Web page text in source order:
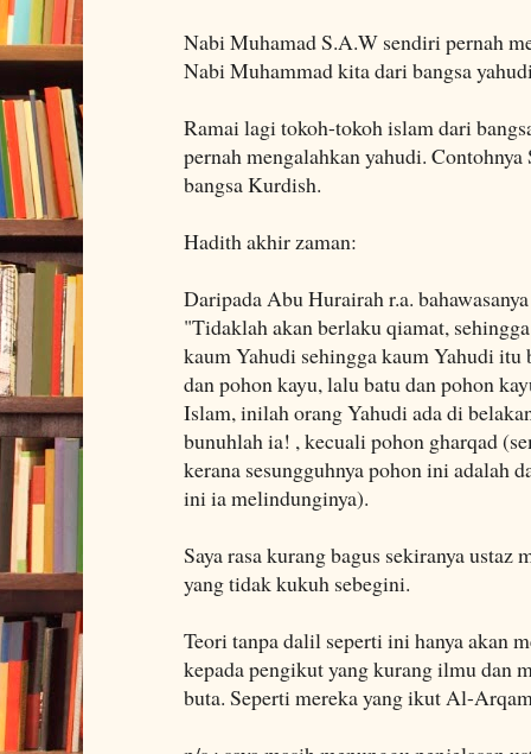
Nabi Muhamad S.A.W sendiri pernah
Nabi Muhammad kita dari bangsa
Ramai lagi tokoh-tokoh islam dari
pernah mengalahkan yahudi.
bangsa Kurdish.
Hadith akhir zaman:
Daripada Abu Hurairah r.a.
"Tidaklah akan berlaku qiamat,
kaum Yahudi sehingga kaum Yahudi
dan pohon kayu, lalu batu dan pohon
Islam, inilah orang Yahudi ada di
bunuhlah ia! , kecuali pohon gharqad
kerana sesungguhnya pohon ini adalah
ini ia melindunginya).
Saya rasa kurang bagus sekiranya ustaz
yang tidak kukuh sebegini.
Teori tanpa dalil seperti ini hanya akan
kepada pengikut yang kurang ilmu dan
buta. Seperti mereka yang ikut Al-